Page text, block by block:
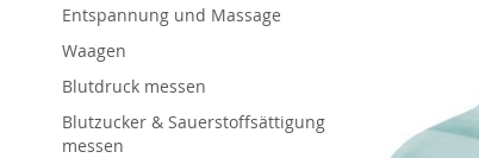
Entspannung und Massage
Waagen
Blutdruck messen
Blutzucker & Sauerstoffsättigung
messen